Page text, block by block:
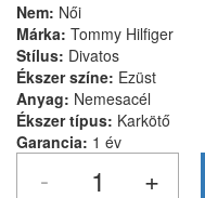
Nem: Női
Márka: Tommy Hilfiger
Stílus: Divatos
Ékszer színe: Ezüst
Anyag: Nemesacél
Ékszer típus: Karkötő
Garancia: 1 év